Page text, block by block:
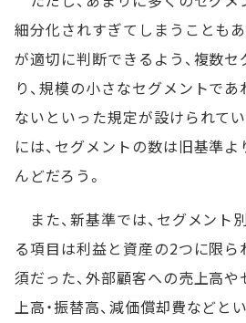
細分化されすぎてしまうことも
が適切に判断できるよう、複数
り、規模の小さなセグメントで
ないといった規定が設けられて
には、セグメントの数は旧基準
んどだろう。
また、新基準では、セグメント
る項目は利益と資産の2つに限ら
須だった、外部顧客への売上高
上高・振替高、減価償却費などと